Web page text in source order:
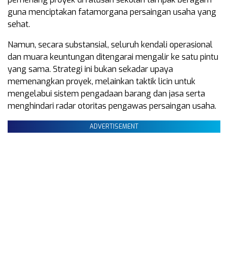
guna menciptakan fatamorgana persaingan usaha yang
sehat.
Namun, secara substansial, seluruh kendali operasional
dan muara keuntungan ditengarai mengalir ke satu pintu
yang sama. Strategi ini bukan sekadar upaya
memenangkan proyek, melainkan taktik licin untuk
mengelabui sistem pengadaan barang dan jasa serta
menghindari radar otoritas pengawas persaingan usaha.
ADVERTISEMENT